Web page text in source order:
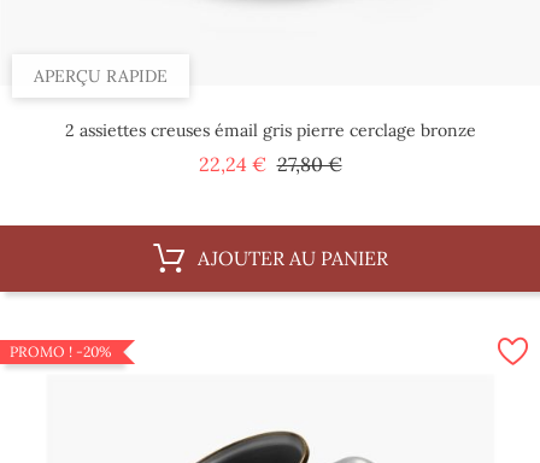
APERÇU RAPIDE
2 assiettes creuses émail gris pierre cerclage bronze
22,24 € Prix
27,80 €Prix
AJOUTER AU PANIER
PROMO ! -20%